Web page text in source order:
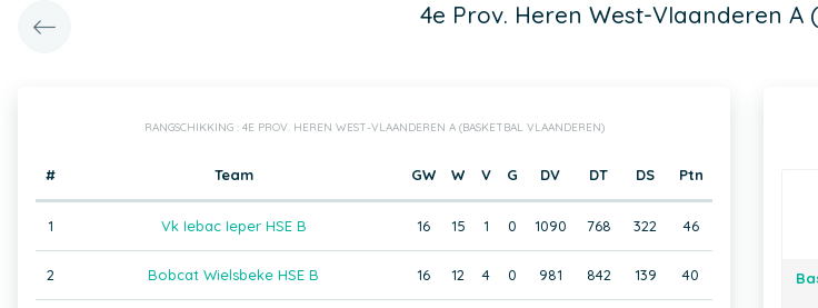
4e Prov. Heren West-Vlaanderen
RANGSCHIKKING : 4E PROV. HEREN WEST-VLAANDEREN A (BASKETBAL VLAANDEREN)
# Team GW W V G DV DT DS Ptn
1 Vk Iebac Ieper HSE B 16 15 1 0 1090 768 322 46
2 Bobcat Wielsbeke HSE B 16 12 4 0 981 842 139 40